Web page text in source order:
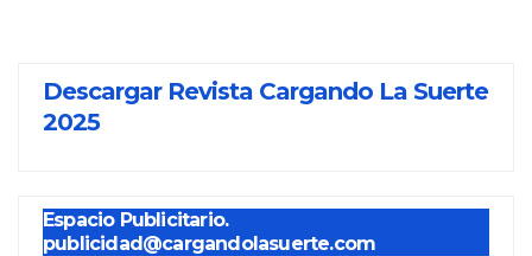
Descargar Revista Cargando La Suerte
2025
Espacio Publicitario.
publicidad@cargandolasuerte.com